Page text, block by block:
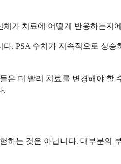
가 치료에 어떻게 반응하는지
. PSA 수치가 지속적으로 상
더 빨리 치료를 변경해야
.
는 것은 아닙니다. 대부분의